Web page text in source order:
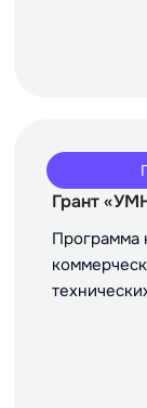
Грант
Программа